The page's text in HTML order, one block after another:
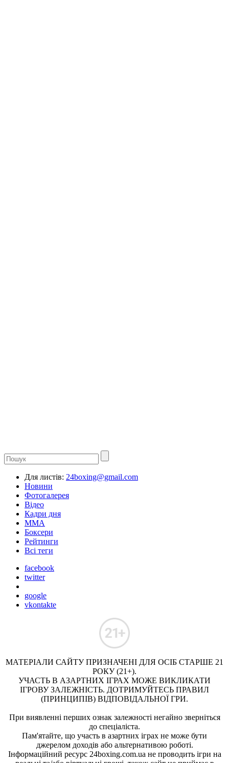
Для листів: 24boxing@gmail.com
Новини
Фотогалерея
Відео
Кадри дня
ММА
Боксери
Рейтинги
Всі теги
facebook
twitter
google
vkontakte
МАТЕРІАЛИ САЙТУ ПРИЗНАЧЕНІ ДЛЯ ОСІБ СТАРШЕ 21
РОКУ (21+).
УЧАСТЬ В АЗАРТНИХ ІГРАХ МОЖЕ ВИКЛИКАТИ
ІГРОВУ ЗАЛЕЖНІСТЬ. ДОТРИМУЙТЕСЬ ПРАВИЛ
(ПРИНЦИПІВ) ВІДПОВІДАЛЬНОЇ ГРИ.
При виявленні перших ознак залежності негайно зверніться
до спеціаліста.
Пам'ятайте, що участь в азартних іграх не може бути
джерелом доходів або альтернативою роботі.
Інформаційний ресурс 24boxing.com.ua не проводить ігри на